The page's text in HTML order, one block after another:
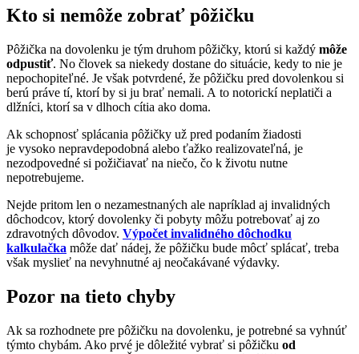
Kto si nemôže zobrať pôžičku
Pôžička na dovolenku je tým druhom pôžičky, ktorú si každý môže
odpustiť. No človek sa niekedy dostane do situácie, kedy to nie je
nepochopiteľné. Je však potvrdené, že pôžičku pred dovolenkou si
berú práve tí, ktorí by si ju brať nemali. A to notorickí neplatiči a
dlžníci, ktorí sa v dlhoch cítia ako doma.
Ak schopnosť splácania pôžičky už pred podaním žiadosti
je vysoko nepravdepodobná alebo ťažko realizovateľná, je
nezodpovedné si požičiavať na niečo, čo k životu nutne
nepotrebujeme.
Nejde pritom len o nezamestnaných ale napríklad aj invalidných
dôchodcov, ktorý dovolenky či pobyty môžu potrebovať aj zo
zdravotných dôvodov. Výpočet invalidného dôchodku
kalkulačka môže dať nádej, že pôžičku bude môcť splácať, treba
však myslieť na nevyhnutné aj neočakávané výdavky.
Pozor na tieto chyby
Ak sa rozhodnete pre pôžičku na dovolenku, je potrebné sa vyhnúť
týmto chybám. Ako prvé je dôležité vybrať si pôžičku od